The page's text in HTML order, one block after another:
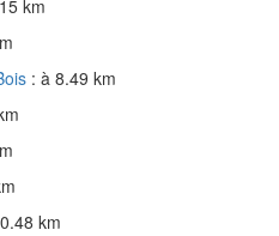
km
: à 8.49 km
km